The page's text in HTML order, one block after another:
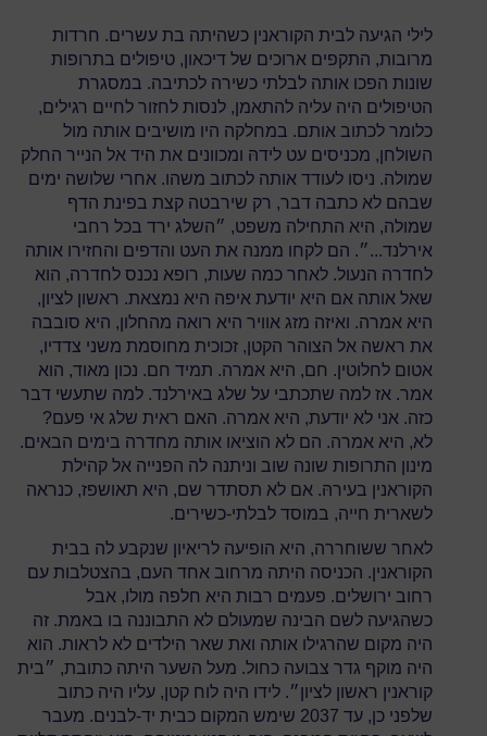
לילי הגיעה לבית הקוראנין כשהיתה בת עשרים. חרדות
מרובות, התקפים ארוכים של דיכאון, טיפולים בתרופות
שונות הפכו אותה לבלתי כשירה לכתיבה. במסגרת
הטיפולים היה עליה להתאמן, לנסות לחזור לחיים רגילים,
כלומר לכתוב אותם. במחלקה היו מושיבים אותה מול
השולחן, מכניסים עט לידהּ ומכוונים את היד אל הנייר החלק
שמולה. ניסו לעודד אותה לכתוב משהו. אחרי שלושה ימים
שבהם לא כתבה דבר, רק שירבטה קצת בפינת הדף
שמולה, היא התחילה משפט, ״השלג ירד בכל רחבי
אירלנד...״. הם לקחו ממנה את העט והדפים והחזירו אותה
לחדרה הנעול. לאחר כמה שעות, רופא נכנס לחדרה, הוא
שאל אותה אם היא יודעת איפה היא נמצאת. ראשון לציון,
היא אמרה. ואיזה מזג אוויר היא רואה מהחלון, היא סובבה
את ראשה אל הצוהר הקטן, זכוכית מחוסמת משני צדדיו,
אטום לחלוטין. חם, היא אמרה. תמיד חם. נכון מאוד, הוא
אמר. אז למה שתכתבי על שלג באירלנד. למה שתעשי דבר
כזה. אני לא יודעת, היא אמרה. האם ראית שלג אי פעם?
לא, היא אמרה. הם לא הוציאו אותה מחדרה בימים הבאים.
מינון התרופות שונה שוב וניתנה לה הפנייה אל קהילת
הקוראנין בעירהּ. אם לא תסתדר שם, היא תאושפז, כנראה
לשארית חייה, במוסד לבלתי-כשירים.
לאחר ששוחררה, היא הופיעה לריאיון שנקבע לה בבית
הקוראנין. הכניסה היתה מרחוב אחד העם, בהצטלבות עם
רחוב ירושלים. פעמים רבות היא חלפה מולו, אבל
כשהגיעה לשם הבינה שמעולם לא התבוננה בו באמת. זה
היה מקום שהרגילו אותה ואת שאר הילדים לא לראות. הוא
היה מוקף גדר צבועה כחול. מעל השער היתה כתובת, ״בית
קוראנין ראשון לציון״. לידו היה לוח קטן, עליו היה כתוב
שלפני כן, עד 2037 שימש המקום כבית יד-לבנים. מעבר